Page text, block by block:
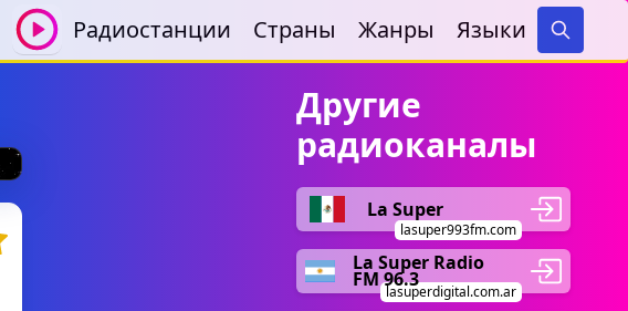
Радиостанции Страны Жанры Языки
Search
Другие
радиоканалы
La Super
lasuper993fm.com
La Super Radio
FM 96.3
lasuperdigital.com.ar